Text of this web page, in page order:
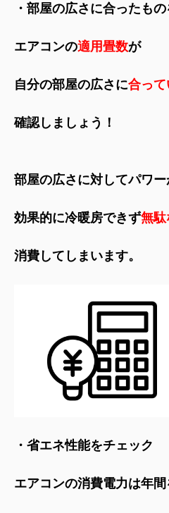
・部屋の広さに合ったも
エアコンの適用畳数が
自分の部屋の広さに合っ
確認しましょう！
部屋の広さに対してパワー
効果的に冷暖房できず無駄
消費してしまいます。
・省エネ性能をチェック
エアコンの消費電力は年